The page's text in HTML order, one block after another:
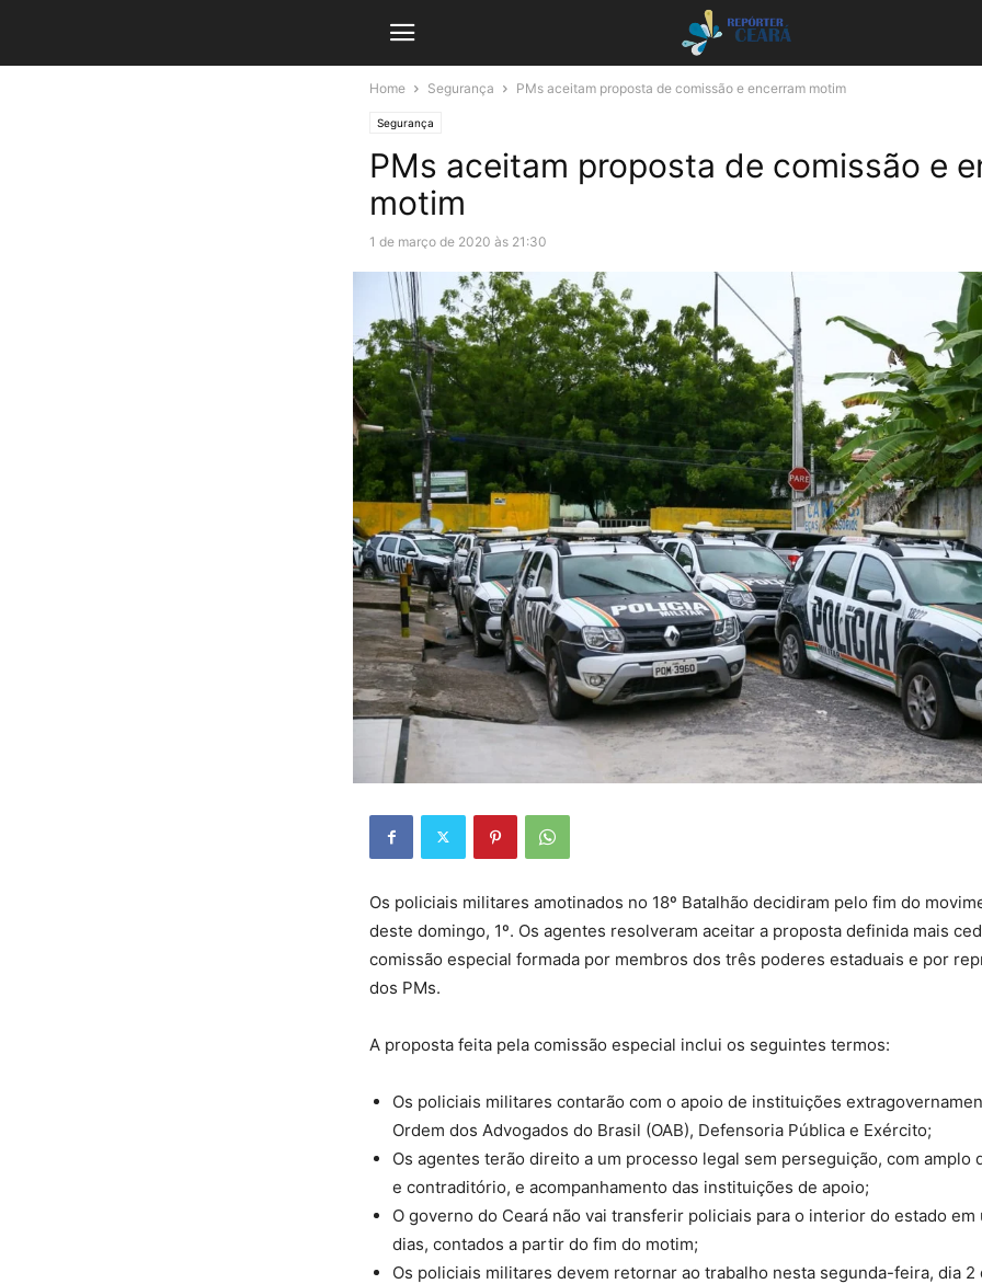
Home Segurança PMs aceitam proposta de comissão e encerram motim
Segurança
PMs aceitam proposta de comissão e
motim
1 de março de 2020 às 21:30
Os policiais militares amotinados no 18º Batalhão decidiram pelo fim do
deste domingo, 1º. Os agentes resolveram aceitar a proposta definida mais
comissão especial formada por membros dos três poderes estaduais e por
dos PMs.
A proposta feita pela comissão especial inclui os seguintes termos:
Os policiais militares contarão com o apoio de instituições
Ordem dos Advogados do Brasil (OAB), Defensoria Pública e Exército;
Os agentes terão direito a um processo legal sem perseguição, com amplo
e contraditório, e acompanhamento das instituições de apoio;
O governo do Ceará não vai transferir policiais para o interior do estado em
dias, contados a partir do fim do motim;
Os policiais militares devem retornar ao trabalho nesta segunda-feira, dia 2